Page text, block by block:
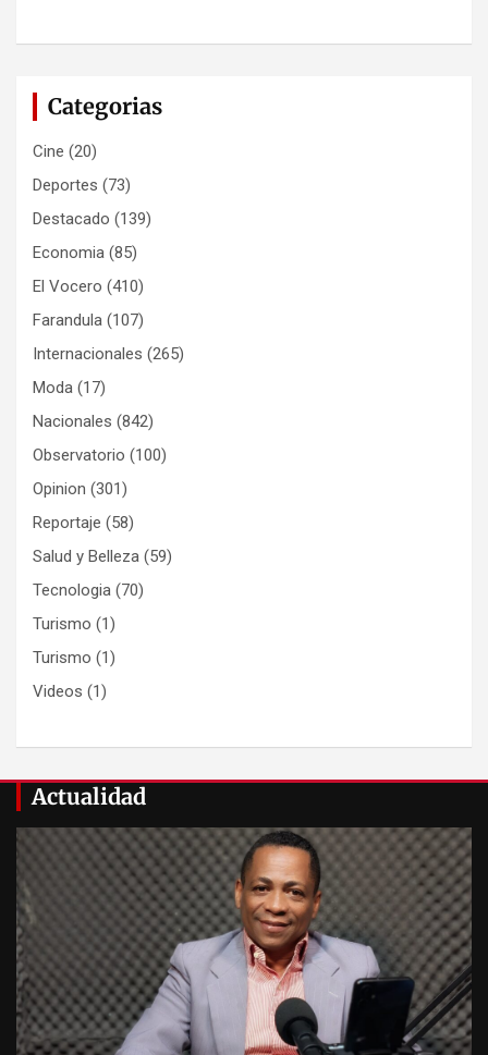
Categorias
Cine (20)
Deportes (73)
Destacado (139)
Economia (85)
El Vocero (410)
Farandula (107)
Internacionales (265)
Moda (17)
Nacionales (842)
Observatorio (100)
Opinion (301)
Reportaje (58)
Salud y Belleza (59)
Tecnologia (70)
Turismo (1)
Turismo (1)
Videos (1)
Actualidad